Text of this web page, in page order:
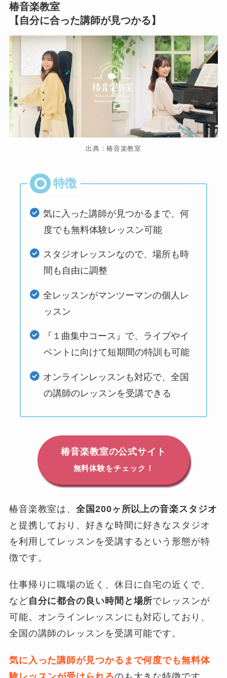
椿音楽教室
【自分に合った講師が見つかる】
出典：椿音楽教室
気に入った講師が見つかるまで、何
度でも無料体験レッスン可能
スタジオレッスンなので、場所も時
間も自由に調整
全レッスンがマンツーマンの個人レ
ッスン
『１曲集中コース』で、ライブやイ
ベントに向けて短期間の特訓も可能
オンラインレッスンも対応で、全国
の講師のレッスンを受講できる
椿音楽教室の公式サイト
無料体験をチェック！
椿音楽教室は、全国200ヶ所以上の音楽スタジオ
と提携しており、好きな時間に好きなスタジオ
を利用してレッスンを受講するという形態が特
徴です。
仕事帰りに職場の近く、休日に自宅の近くで、
など自分に都合の良い時間と場所でレッスンが
可能。オンラインレッスンにも対応しており、
全国の講師のレッスンを受講可能です。
気に入った講師が見つかるまで何度でも無料体
地図から探す 比較表で探す